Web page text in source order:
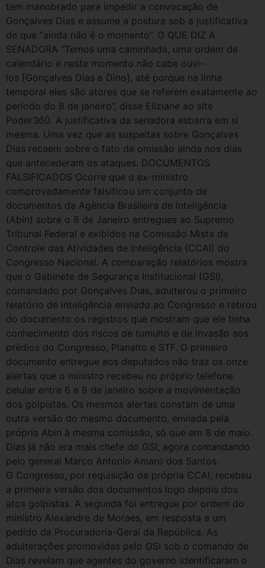
tem manobrado para impedir a convocação de
Gonçalves Dias e assume a postura sob a justificativa
de que “ainda não é o momento”. O QUE DIZ A
SENADORA “Temos uma caminhada, uma ordem de
calendário e neste momento não cabe ouvi-
los [Gonçalves Dias e Dino], até porque na linha
temporal eles são atores que se referem exatamente ao
período do 8 de janeiro”, disse Eliziane ao site
Poder360. A justificativa da senadora esbarra em si
mesma. Uma vez que as suspeitas sobre Gonçalves
Dias recaem sobre o fato de omissão ainda nos dias
que antecederam os ataques. DOCUMENTOS
FALSIFICADOS Ocorre que o ex-ministro
comprovadamente falsificou um conjunto de
documentos da Agência Brasileira de Inteligência
(Abin) sobre o 8 de Janeiro entregues ao Supremo
Tribunal Federal e exibidos na Comissão Mista de
Controle das Atividades de Inteligência (CCAI) do
Congresso Nacional. A comparação relatórios mostra
que o Gabinete de Segurança Institucional (GSI),
comandado por Gonçalves Dias, adulterou o primeiro
relatório de inteligência enviado ao Congresso e retirou
do documento os registros que mostram que ele tinha
conhecimento dos riscos de tumulto e de invasão aos
prédios do Congresso, Planalto e STF. O primeiro
documento entregue aos deputados não traz os onze
alertas que o ministro recebeu no próprio telefone
celular entre 6 e 8 de janeiro sobre a movimentação
dos golpistas. Os mesmos alertas constam de uma
outra versão do mesmo documento, enviada pela
própria Abin à mesma comissão, só que em 8 de maio.
Dias já não era mais chefe do GSI, agora comandando
pelo general Marco Antonio Amaro dos Santos.
O Congresso, por requisição da própria CCAI, recebeu
a primeira versão dos documentos logo depois dos
atos golpistas. A segunda foi entregue por ordem do
ministro Alexandre de Moraes, em resposta a um
pedido da Procuradoria-Geral da República. As
adulterações promovidas pelo GSI sob o comando de
Dias revelam que agentes do governo identificaram o